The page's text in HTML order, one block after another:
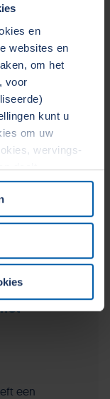
en
websites en
om het
voor
kunt u
om uw
wervings-
deelt
de OK-knop te
van alle cookies
verwerking
informatie
in het
onderhoud
een